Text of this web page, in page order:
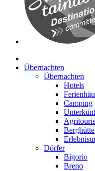
Übernachten
Übernachten
Hotels
Camping
Dörfer
Bigorio
Breno